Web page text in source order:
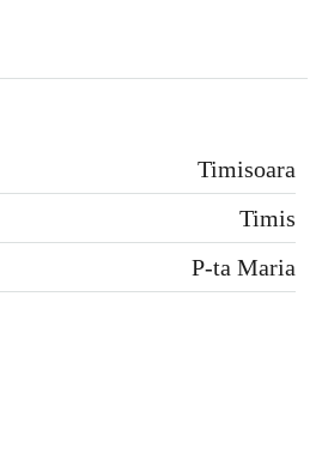
Timisoara
Timis
P-ta Maria